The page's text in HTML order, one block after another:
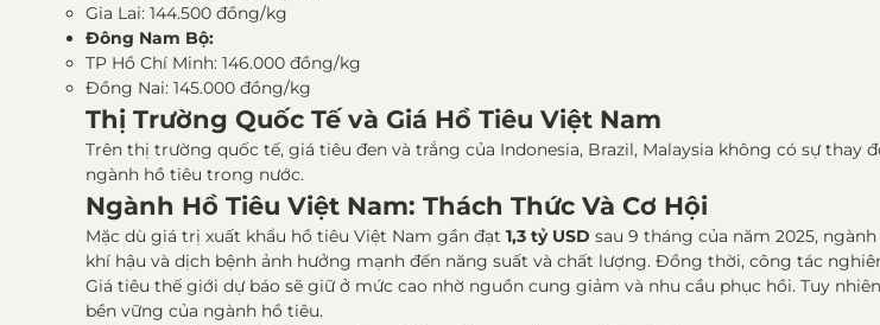
Gia Lai: 144.500 đồng/kg
Đông Nam Bộ:
TP Hồ Chí Minh: 146.000 đồng/kg
Đồng Nai: 145.000 đồng/kg
Thị Trường Quốc Tế và Giá Hồ Tiêu Việt Nam
Trên thị trường quốc tế, giá tiêu đen và trắng của Indonesia, Brazil, Malaysia không có sự
ngành hồ tiêu trong nước.
Ngành Hồ Tiêu Việt Nam: Thách Thức Và Cơ Hội
Mặc dù giá trị xuất khẩu hồ tiêu Việt Nam gần đạt 1,3 tỷ USD sau 9 tháng của năm 2025,
khí hậu và dịch bệnh ảnh hưởng mạnh đến năng suất và chất lượng. Đồng thời, công tác
Giá tiêu thế giới dự báo sẽ giữ ở mức cao nhờ nguồn cung giảm và nhu cầu phục hồi. Tuy
bền vững của ngành hồ tiêu.